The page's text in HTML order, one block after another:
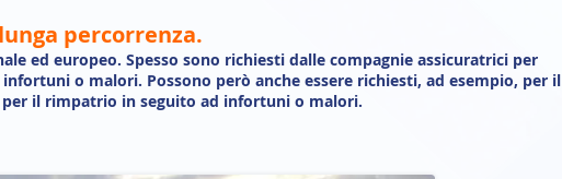
percorrenza.
ed europeo. Spesso sono richiesti dalle compagnie assicuratrici per
o malori. Possono però anche essere richiesti, ad esempio, per il
il rimpatrio in seguito ad infortuni o malori.